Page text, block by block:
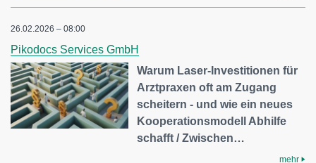
26.02.2026 – 08:00
Pikodocs Services GmbH
Warum Laser-Investitionen für
Arztpraxen oft am Zugang
scheitern - und wie ein neues
Kooperationsmodell Abhilfe
schafft / Zwischen…
mehr